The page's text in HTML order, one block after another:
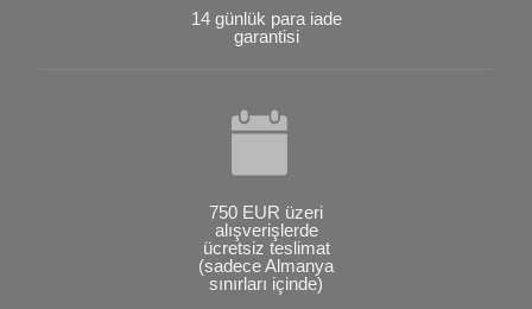
14 günlük para iade
garantisi
750 EUR üzeri
alışverişlerde
ücretsiz teslimat
(sadece Almanya
sınırları içinde)